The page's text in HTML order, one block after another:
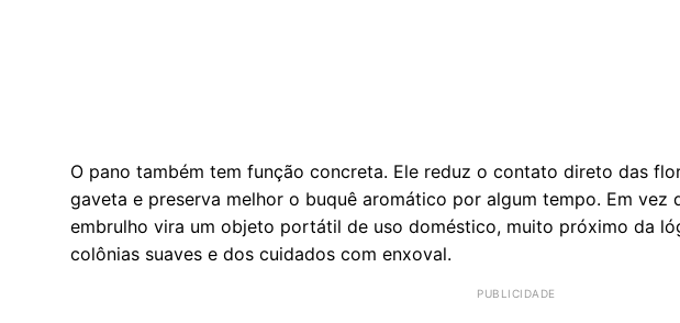
O pano também tem função concreta. Ele reduz o contato direto das
gaveta e preserva melhor o buquê aromático por algum tempo. Em vez
embrulho vira um objeto portátil de uso doméstico, muito próximo da
colônias suaves e dos cuidados com enxoval.